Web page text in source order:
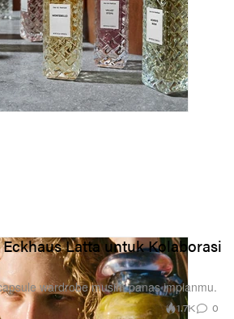
Latta untuk Kolaborasi
wardrobe musim panas impianmu.
1.7K 0